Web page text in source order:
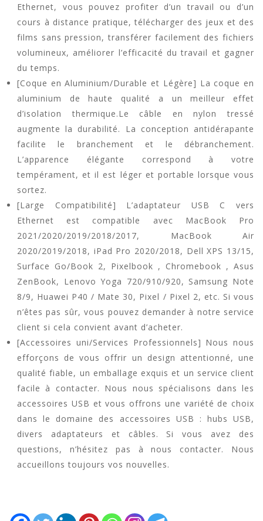
Ethernet, vous pouvez profiter d’un travail ou d’un
cours à distance pratique, télécharger des jeux et des
films sans pression, transférer facilement des fichiers
volumineux, améliorer l’efficacité du travail et gagner
du temps.
[Coque en Aluminium/Durable et Légère] La coque en
aluminium de haute qualité a un meilleur effet
d’isolation thermique.Le câble en nylon tressé
augmente la durabilité. La conception antidérapante
facilite le branchement et le débranchement.
L’apparence élégante correspond à votre
tempérament, et il est léger et portable lorsque vous
sortez.
[Large Compatibilité] L’adaptateur USB C vers
Ethernet est compatible avec MacBook Pro
2021/2020/2019/2018/2017, MacBook Air
2020/2019/2018, iPad Pro 2020/2018, Dell XPS 13/15,
Surface Go/Book 2, Pixelbook , Chromebook , Asus
ZenBook, Lenovo Yoga 720/910/920, Samsung Note
8/9, Huawei P40 / Mate 30, Pixel / Pixel 2, etc. Si vous
n’êtes pas sûr, vous pouvez demander à notre service
client si cela convient avant d’acheter.
[Accessoires uni/Services Professionnels] Nous nous
efforçons de vous offrir un design attentionné, une
qualité fiable, un emballage exquis et un service client
facile à contacter. Nous nous spécialisons dans les
accessoires USB et vous offrons une variété de choix
dans le domaine des accessoires USB : hubs USB,
divers adaptateurs et câbles. Si vous avez des
questions, n’hésitez pas à nous contacter. Nous
accueillons toujours vos nouvelles.